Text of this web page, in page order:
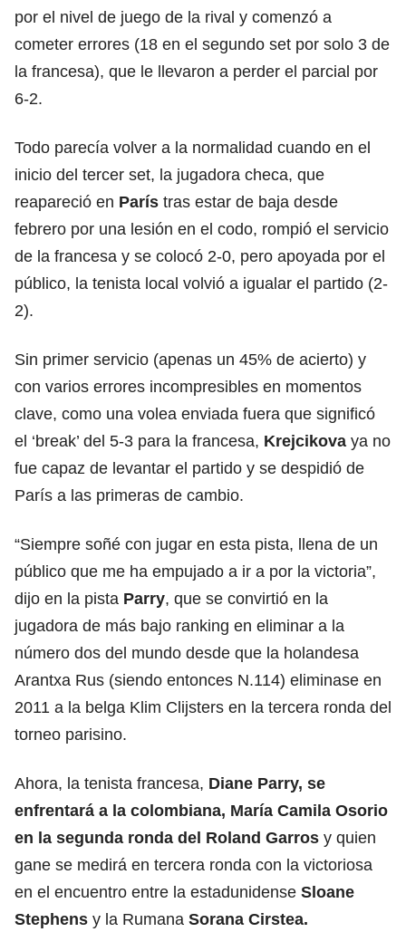
por el nivel de juego de la rival y comenzó a
cometer errores (18 en el segundo set por solo 3 de
la francesa), que le llevaron a perder el parcial por
6-2.
Todo parecía volver a la normalidad cuando en el
inicio del tercer set, la jugadora checa, que
reapareció en París tras estar de baja desde
febrero por una lesión en el codo, rompió el servicio
de la francesa y se colocó 2-0, pero apoyada por el
público, la tenista local volvió a igualar el partido (2-
2).
Sin primer servicio (apenas un 45% de acierto) y
con varios errores incompresibles en momentos
clave, como una volea enviada fuera que significó
el ‘break’ del 5-3 para la francesa, Krejcikova ya no
fue capaz de levantar el partido y se despidió de
París a las primeras de cambio.
“Siempre soñé con jugar en esta pista, llena de un
público que me ha empujado a ir a por la victoria”,
dijo en la pista Parry, que se convirtió en la
jugadora de más bajo ranking en eliminar a la
número dos del mundo desde que la holandesa
Arantxa Rus (siendo entonces N.114) eliminase en
2011 a la belga Klim Clijsters en la tercera ronda del
torneo parisino.
Ahora, la tenista francesa, Diane Parry, se
enfrentará a la colombiana, María Camila Osorio
en la segunda ronda del Roland Garros y quien
gane se medirá en tercera ronda con la victoriosa
en el encuentro entre la estadunidense Sloane
Stephens y la Rumana Sorana Cirstea.